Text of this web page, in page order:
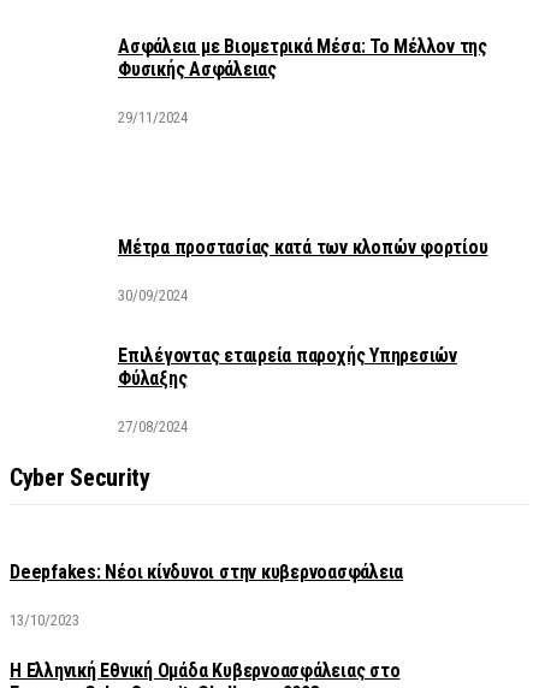
Ασφάλεια με Βιομετρικά Μέσα: Το Μέλλον της
Φυσικής Ασφάλειας
29/11/2024
Μέτρα προστασίας κατά των κλοπών φορτίου
30/09/2024
Επιλέγοντας εταιρεία παροχής Υπηρεσιών
Φύλαξης
27/08/2024
Cyber Security
Deepfakes: Νέοι κίνδυνοι στην κυβερνοασφάλεια
13/10/2023
Η Ελληνική Εθνική Ομάδα Κυβερνοασφάλειας στο